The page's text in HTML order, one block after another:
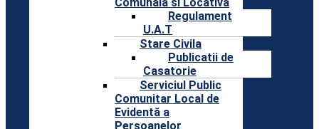
Comunala si Locativa
Regulament
U.A.T
Stare Civila
Publicatii de
Casatorie
Serviciul Public
Comunitar Local de
Evidentă a
Persoanelor